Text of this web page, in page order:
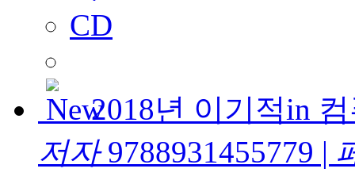
2018년 이기적in
저자9788931455779 |